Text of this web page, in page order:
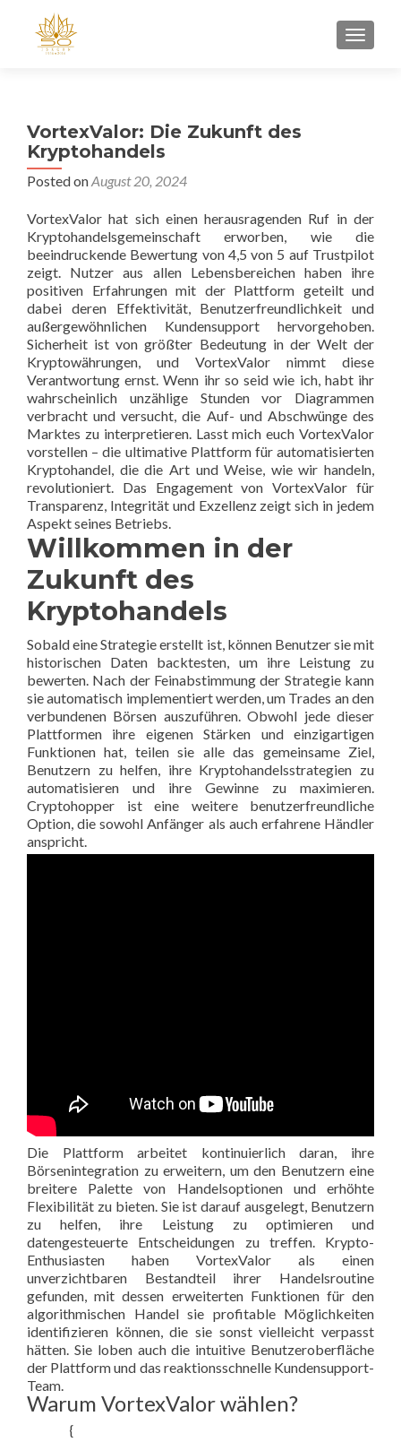
VortexValor: Die Zukunft des
Kryptohandels
Posted onAugust 20, 2024
VortexValor hat sich einen herausragenden Ruf in der
Kryptohandelsgemeinschaft erworben, wie die
beeindruckende Bewertung von 4,5 von 5 auf Trustpilot
zeigt. Nutzer aus allen Lebensbereichen haben ihre
positiven Erfahrungen mit der Plattform geteilt und
dabei deren Effektivität, Benutzerfreundlichkeit und
außergewöhnlichen Kundensupport hervorgehoben.
Sicherheit ist von größter Bedeutung in der Welt der
Kryptowährungen, und VortexValor nimmt diese
Verantwortung ernst. Wenn ihr so seid wie ich, habt ihr
wahrscheinlich unzählige Stunden vor Diagrammen
verbracht und versucht, die Auf- und Abschwünge des
Marktes zu interpretieren. Lasst mich euch VortexValor
vorstellen – die ultimative Plattform für automatisierten
Kryptohandel, die die Art und Weise, wie wir handeln,
revolutioniert. Das Engagement von VortexValor für
Transparenz, Integrität und Exzellenz zeigt sich in jedem
Aspekt seines Betriebs.
Willkommen in der
Zukunft des
Kryptohandels
Sobald eine Strategie erstellt ist, können Benutzer sie mit
historischen Daten backtesten, um ihre Leistung zu
bewerten. Nach der Feinabstimmung der Strategie kann
sie automatisch implementiert werden, um Trades an den
verbundenen Börsen auszuführen. Obwohl jede dieser
Plattformen ihre eigenen Stärken und einzigartigen
Funktionen hat, teilen sie alle das gemeinsame Ziel,
Benutzern zu helfen, ihre Kryptohandelsstrategien zu
automatisieren und ihre Gewinne zu maximieren.
Cryptohopper ist eine weitere benutzerfreundliche
Option, die sowohl Anfänger als auch erfahrene Händler
anspricht.
Die Plattform arbeitet kontinuierlich daran, ihre
Börsenintegration zu erweitern, um den Benutzern eine
breitere Palette von Handelsoptionen und erhöhte
Flexibilität zu bieten. Sie ist darauf ausgelegt, Benutzern
zu helfen, ihre Leistung zu optimieren und
datengesteuerte Entscheidungen zu treffen. Krypto-
Enthusiasten haben VortexValor als einen
unverzichtbaren Bestandteil ihrer Handelsroutine
gefunden, mit dessen erweiterten Funktionen für den
algorithmischen Handel sie profitable Möglichkeiten
identifizieren können, die sie sonst vielleicht verpasst
hätten. Sie loben auch die intuitive Benutzeroberfläche
der Plattform und das reaktionsschnelle Kundensupport-
Team.
Warum VortexValor wählen?
{